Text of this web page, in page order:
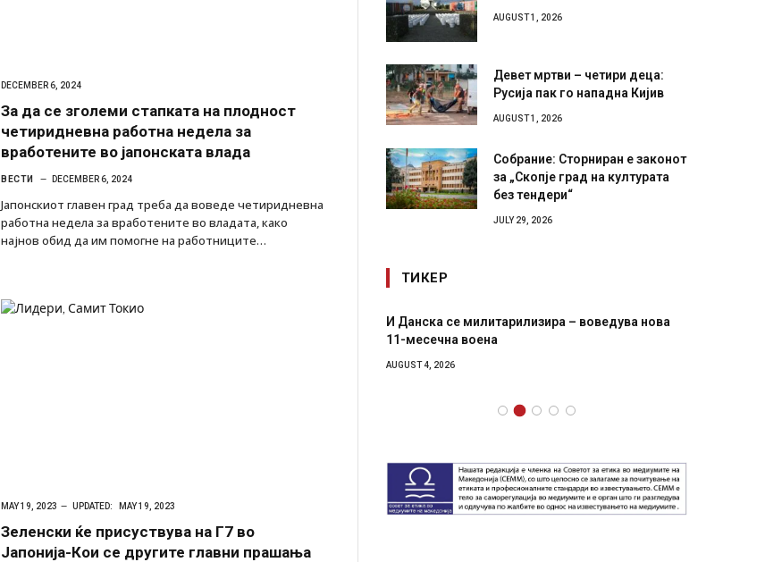
DECEMBER 6, 2024
За да се зголеми стапката на плодност
четиридневна работна недела за
вработените во јапонската влада
ВЕСТИ DECEMBER 6, 2024
Јапонскиот главен град треба да воведе четиридневна
работна недела за вработените во владата, како
најнов обид да им помогне на работниците…
MAY 19, 2023 UPDATED: MAY 19, 2023
Зеленски ќе присуствува на Г7 во
Јапонија-Кои се другите главни прашања
AUGUST 1, 2026
Девет мртви – четири деца:
Русија пак го нападна Кијив
AUGUST 1, 2026
Собрание: Сторниран е законот
за „Скопје град на културата
без тендери“
JULY 29, 2026
ТИКЕР
И Данска се милитарилизира – воведува нова
11-месечна воена
AUGUST 4, 2026